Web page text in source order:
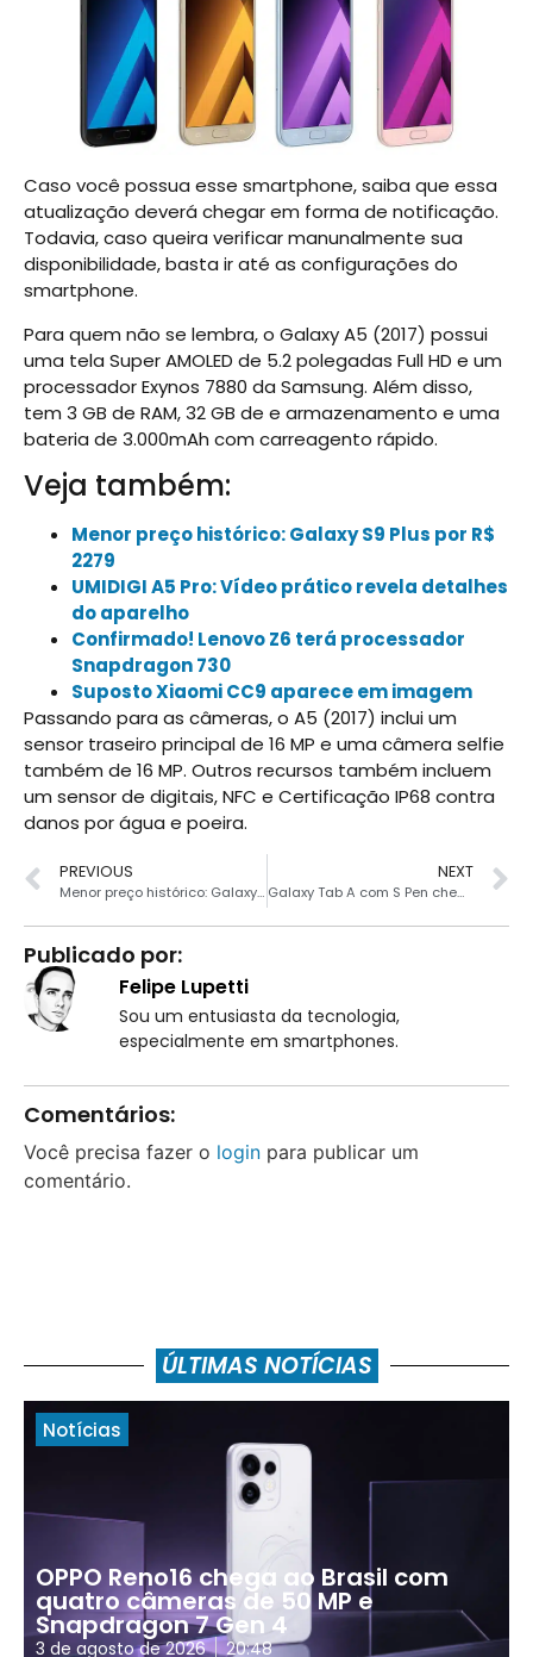
Caso você possua esse smartphone, saiba que essa
atualização deverá chegar em forma de notificação.
Todavia, caso queira verificar manunalmente sua
disponibilidade, basta ir até as configurações do
smartphone.
Para quem não se lembra, o Galaxy A5 (2017) possui
uma tela Super AMOLED de 5.2 polegadas Full HD e um
processador Exynos 7880 da Samsung. Além disso,
tem 3 GB de RAM, 32 GB de e armazenamento e uma
bateria de 3.000mAh com carreagento rápido.
Veja também:
Menor preço histórico: Galaxy S9 Plus por R$
2279
UMIDIGI A5 Pro: Vídeo prático revela detalhes
do aparelho
Confirmado! Lenovo Z6 terá processador
Snapdragon 730
Suposto Xiaomi CC9 aparece em imagem
Passando para as câmeras, o A5 (2017) inclui um
sensor traseiro principal de 16 MP e uma câmera selfie
também de 16 MP. Outros recursos também incluem
um sensor de digitais, NFC e Certificação IP68 contra
danos por água e poeira.
PREVIOUS
Menor preço histórico: Galaxy S9 Plus por R$ 2279
NEXT
Galaxy Tab A com S Pen chega ao Brasil
Publicado por:
Felipe Lupetti
Sou um entusiasta da tecnologia,
especialmente em smartphones.
Comentários:
Você precisa fazer o login para publicar um
comentário.
ÚLTIMAS NOTÍCIAS
Notícias
OPPO Reno16 chega ao Brasil com
quatro câmeras de 50 MP e
Snapdragon 7 Gen 4
3 de agosto de 2026 20:48